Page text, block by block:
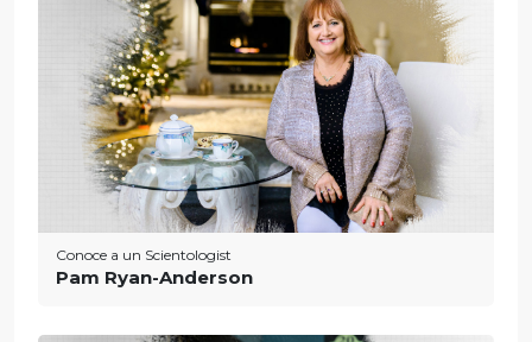
Conoce a un Scientologist
Pam Ryan-Anderson